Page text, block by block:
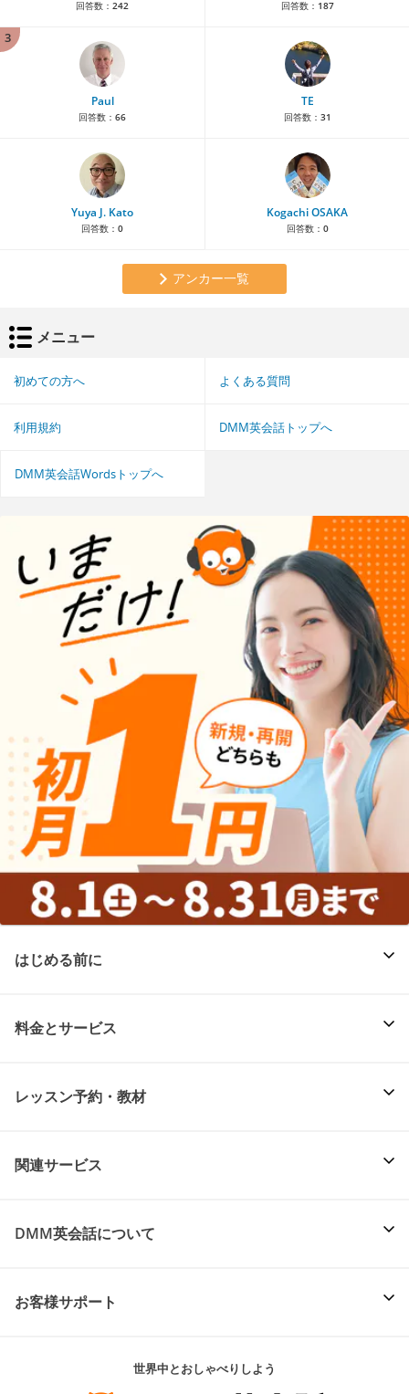
回答数： 242 回答数： 187
3
Paul
回答数： 66
TE
回答数： 31
Yuya J. Kato
回答数： 0
Kogachi OSAKA
回答数： 0
アンカー一覧
メニュー
初めての方へ よくある質問
利用規約 DMM英会話トップへ
DMM英会話Wordsトップへ
はじめる前に
料金とサービス
レッスン予約・教材
関連サービス
DMM英会話について
お客様サポート
世界中とおしゃべりしよう